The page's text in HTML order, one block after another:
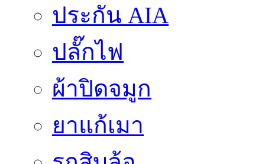
ประกัน AIA
ปลั๊กไฟ
ผ้าปิดจมูก
ยาแก้เมา